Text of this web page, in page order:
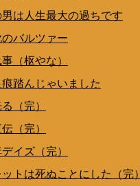
男は人生最大の過ちです
バルツァー
（枢やな）
踏んじゃいました
（完）
（完）
イズ（完）
ットは死ぬことにした（完）